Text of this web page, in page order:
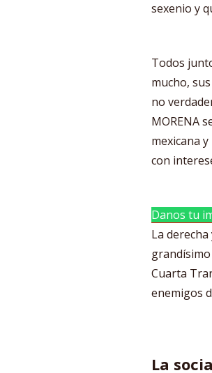
sexenio y
Todos
mucho,
no
MORENA
mexicana
con
Danos tu
La
Cuarta
enemigos
La